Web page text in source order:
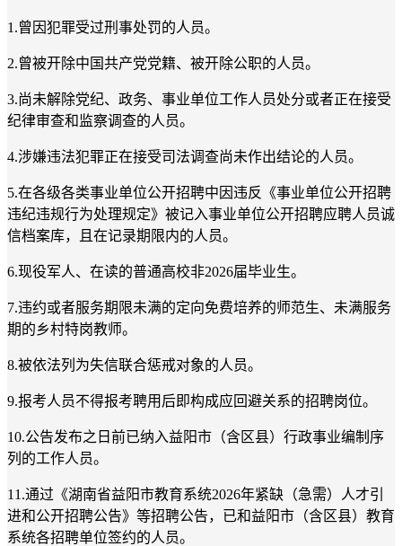
1.曾因犯罪受过刑事处罚的人员。
2.曾被开除中国共产党党籍、被开除公职的人员。
3.尚未解除党纪、政务、事业单位工作人员处分或者正在接受
纪律审查和监察调查的人员。
4.涉嫌违法犯罪正在接受司法调查尚未作出结论的人员。
5.在各级各类事业单位公开招聘中因违反《事业单位公开招聘
违纪违规行为处理规定》被记入事业单位公开招聘应聘人员诚
信档案库，且在记录期限内的人员。
6.现役军人、在读的普通高校非2026届毕业生。
7.违约或者服务期限未满的定向免费培养的师范生、未满服务
期的乡村特岗教师。
8.被依法列为失信联合惩戒对象的人员。
9.报考人员不得报考聘用后即构成应回避关系的招聘岗位。
10.公告发布之日前已纳入益阳市（含区县）行政事业编制序
列的工作人员。
11.通过《湖南省益阳市教育系统2026年紧缺（急需）人才引
进和公开招聘公告》等招聘公告，已和益阳市（含区县）教育
系统各招聘单位签约的人员。